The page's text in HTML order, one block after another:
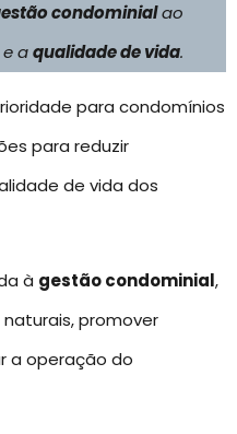
condominialao
e aqualidade de vida.
para condomínios
para reduzir
de vida dos
à gestão condominial,
promover
a operação do